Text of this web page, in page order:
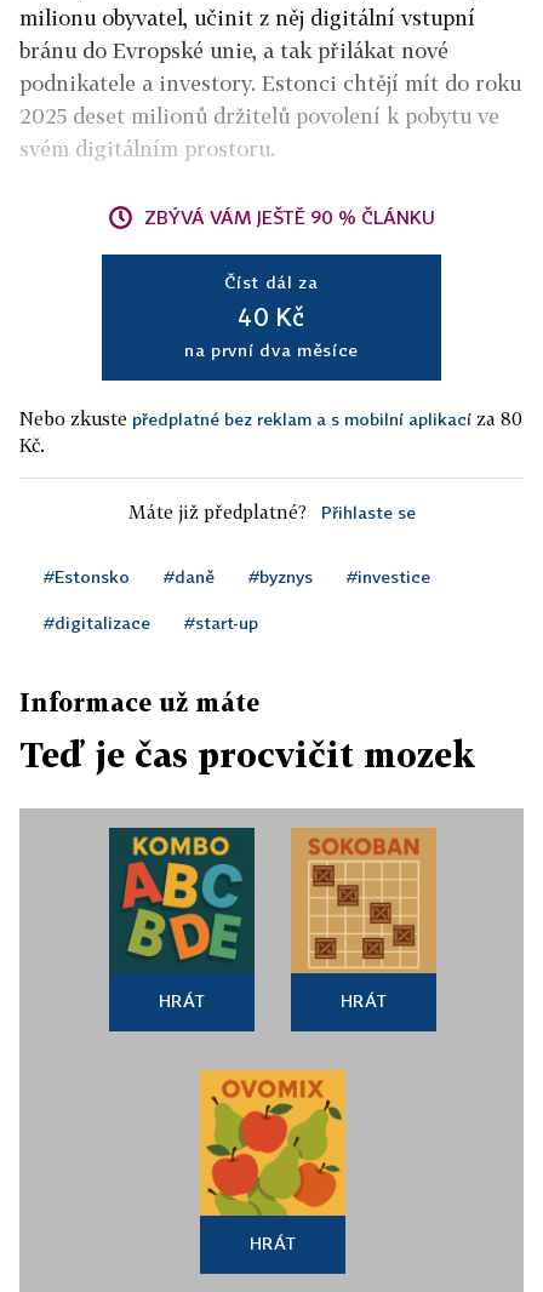
milionu obyvatel, učinit z něj digitální vstupní
bránu do Evropské unie, a tak přilákat nové
podnikatele a investory. Estonci chtějí mít do roku
2025 deset milionů držitelů povolení k pobytu ve
svém digitálním prostoru.
ZBÝVÁ VÁM JEŠTĚ 90 % ČLÁNKU
Číst dál za
40 Kč
na první dva měsíce
Nebo zkuste předplatné bez reklam a s mobilní aplikací za 80
Kč.
Máte již předplatné? Přihlaste se
#Estonsko #daně #byznys #investice
#digitalizace #start-up
Informace už máte
Teď je čas procvičit mozek
HRÁT HRÁT
HRÁT